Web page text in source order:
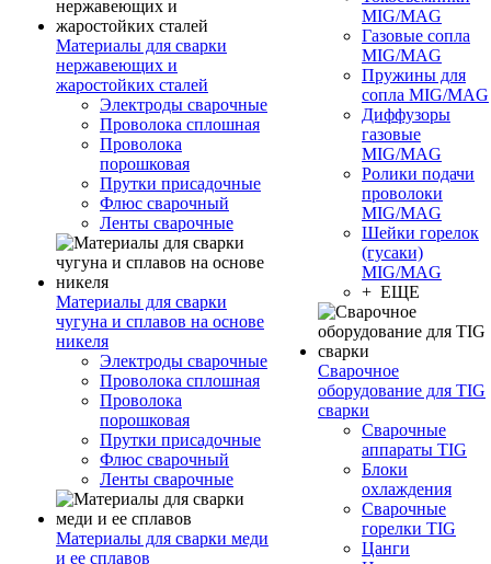
Материалы для сварки
нержавеющих и
жаростойких сталей
Электроды сварочные
Проволока сплошная
Проволока
порошковая
Прутки присадочные
Флюс сварочный
Ленты сварочные
Материалы для сварки
чугуна и сплавов на основе
никеля
Электроды сварочные
Проволока сплошная
Проволока
порошковая
Прутки присадочные
Флюс сварочный
Ленты сварочные
Материалы для сварки меди
и ее сплавов
MIG/MAG
Газовые сопла
MIG/MAG
Пружины для
сопла MIG/MAG
Диффузоры
газовые
MIG/MAG
Ролики подачи
проволоки
MIG/MAG
Шейки горелок
(гусаки)
MIG/MAG
+ ЕЩЕ
Сварочное
оборудование для TIG
сварки
Сварочные
аппараты TIG
Блоки
охлаждения
Сварочные
горелки TIG
Цанги